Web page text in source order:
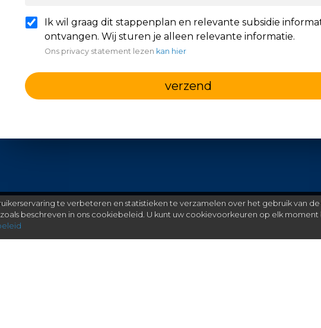
Ik wil graag dit stappenplan en relevante subsidie
ontvangen. Wij sturen je alleen relevante informatie.
Ons privacy statement lezen kan hier
verzend
te verbeteren en statistieken te verzamelen over het gebruik van
beschreven in ons cookiebeleid. U kunt uw cookievoorkeuren op elk